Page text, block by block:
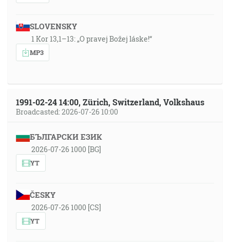
SLOVENSKY
1 Kor 13,1–13: „O pravej Božej láske!“
MP3
1991-02-24 14:00, Zürich, Switzerland, Volkshaus
Broadcasted: 2026-07-26 10:00
БЪЛГАРСКИ ЕЗИК
2026-07-26 1000 [BG]
YT
ČESKY
2026-07-26 1000 [CS]
YT